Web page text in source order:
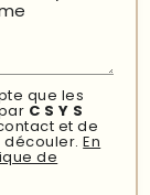
que les
C S Y S
et de
découler.En
de